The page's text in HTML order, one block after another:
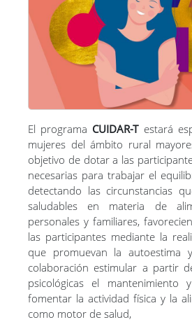
Tinta de Verano 2026
Orgullo de Pueblo 2026
Voces que tejen pueblos
Mujeres Migrantes Toman la
Mujeres al son 2025
Conservando en Igualdad 2025
Tinta y Pluma 2025
Marzo violeta
Premios "Nuestra provincia por la
Circuito de carreras "Generación
III Congreso sobre violencia de
Cuidar-T
ATENPRO
El programa CUIDAR-T estará
mujeres del ámbito rural
objetivo de dotar a las
necesarias para trabajar el
detectando las circunstancias
saludables en materia de
personales y familiares,
las participantes mediante la
que promuevan la autoestima
colaboración estimular a partir
psicológicas el mantenimiento
fomentar la actividad física y la
como motor de salud,